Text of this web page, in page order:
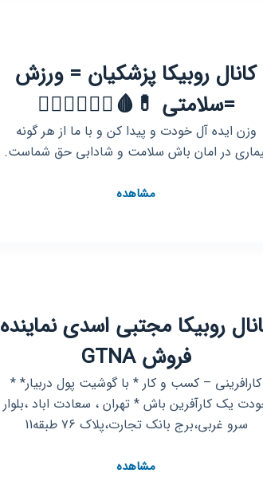
☢
کانال روبیکا پزشکیان = ورزش
=سلامتی 💊🩸🚵‍♀️🤾‍♀️🤾‍♂️
وزن ایده آل خودت و پیدا کن و با ما از هر گونه
در امان باش سلامت و شادابی حق شماست.
مشاهدهکانال
🩸
🚵‍♀️
🤾‍♀️
🤾‍♂️
روبیکا مجتبی اسدی نماینده
فروش GTNA
کارافرینی – کسب و کار * با گوشیت پول دربیار* *
یک کارآفرین باش * تهران ، سعادت اباد ،بلوار
سرو غربی،برج بانک تجارت،پلاک ۷۶ طبقه11
مشاهدهکانال